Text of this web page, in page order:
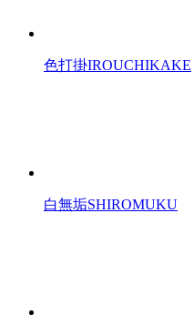
色打掛IROUCHIKAKE
白無垢SHIROMUKU